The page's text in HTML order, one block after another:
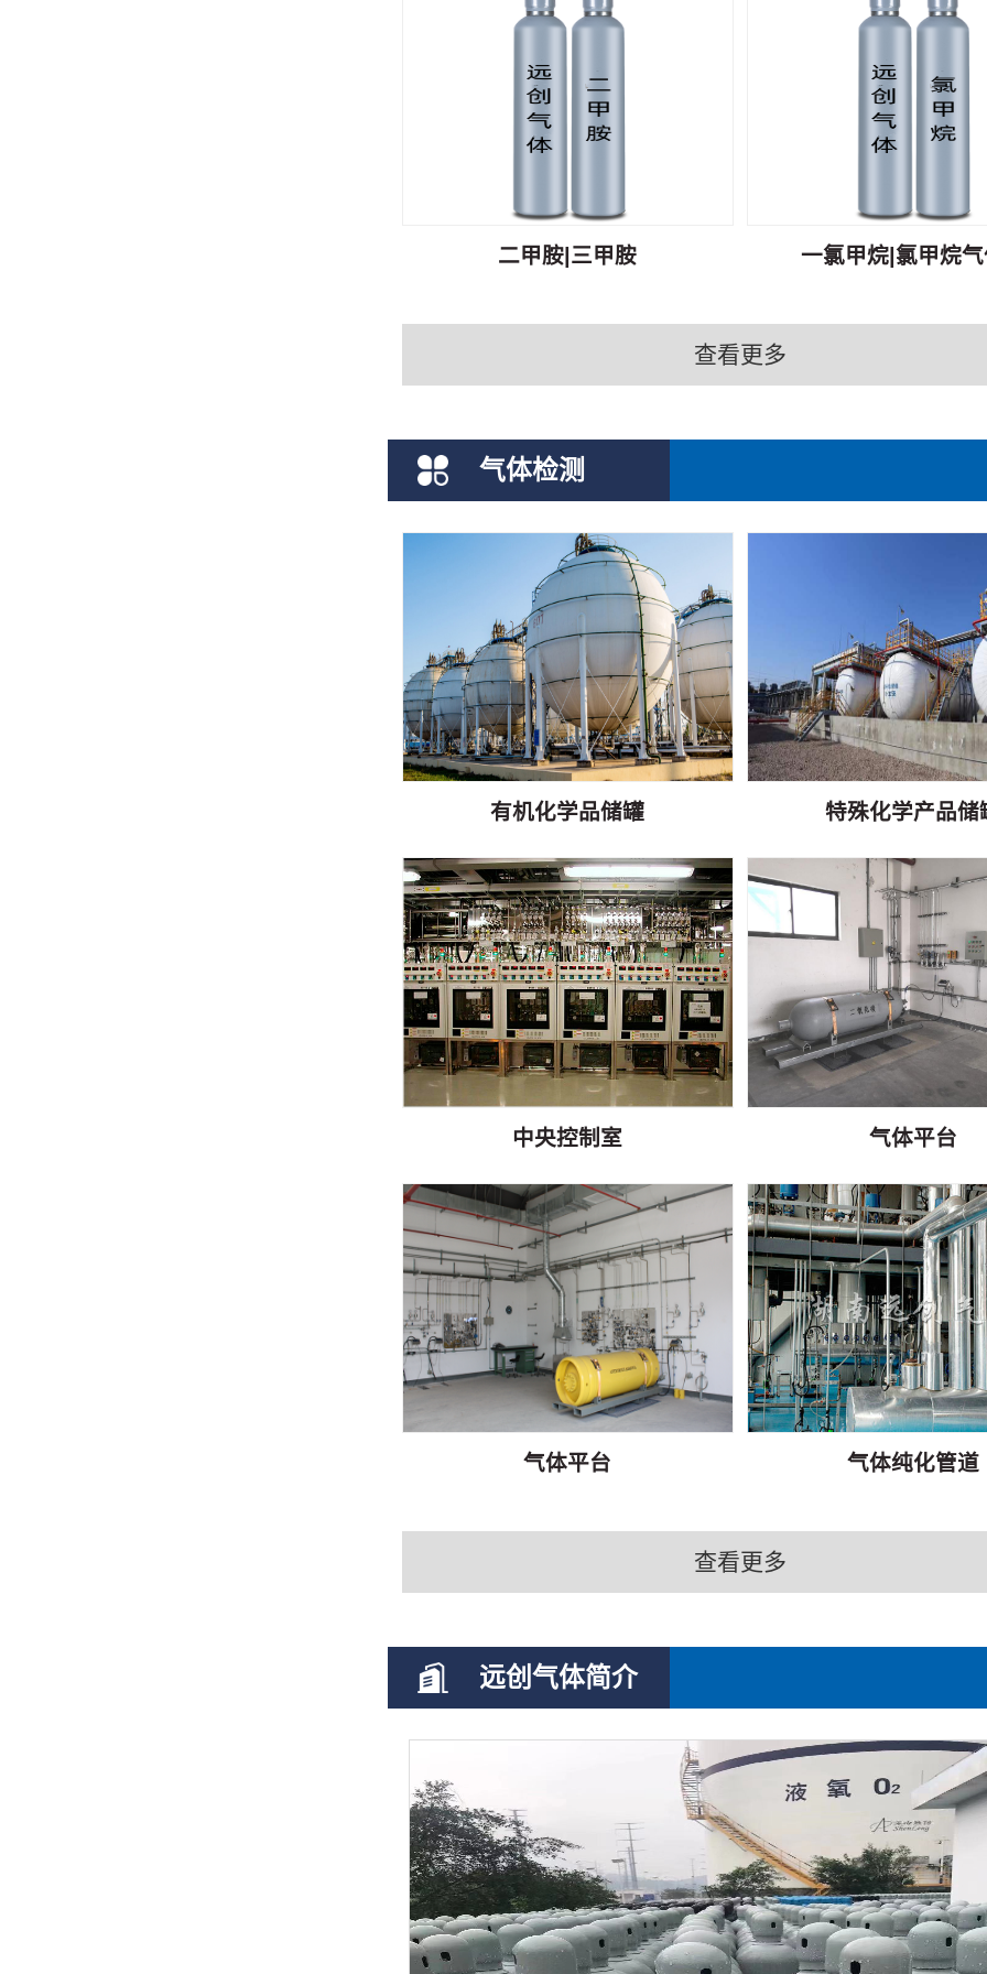
二甲胺|三甲胺 一氯甲烷|氯甲烷
查看更多
气体检测
有机化学品储罐 特殊化学产品储
中央控制室 气体平台
气体平台 气体纯化管道
查看更多
远创气体简介